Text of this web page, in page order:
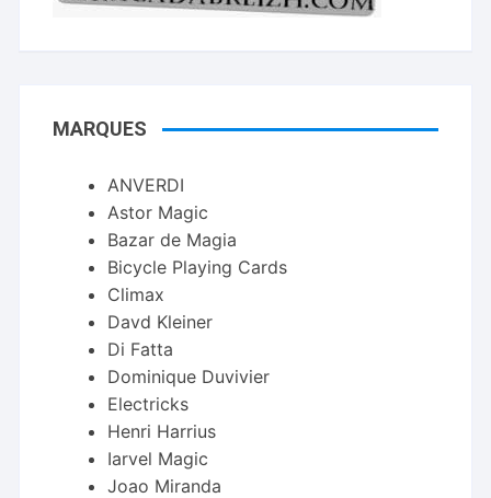
MARQUES
ANVERDI
Astor Magic
Bazar de Magia
Bicycle Playing Cards
Climax
Davd Kleiner
Di Fatta
Dominique Duvivier
Electricks
Henri Harrius
Iarvel Magic
Joao Miranda